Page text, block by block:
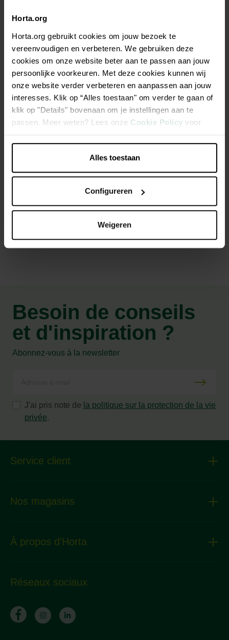
Horta.org
Horta.org gebruikt cookies om jouw bezoek te
vereenvoudigen en verbeteren. We gebruiken deze
cookies om onze website beter aan te passen aan jouw
persoonlijke voorkeuren. Met deze cookies kunnen wij
onze website verder verbeteren en aanpassen aan jouw
interesses. Klik op “Alles toestaan" om verder te gaan of
klik op "Details" bovenaan om je instellingen aan te
passen. Meer weten? Lees onze Cookie Policy voor
meer informatie.
Alles toestaan
Configureren
Weigeren
Description
Chaussettes Grado nightblue, T.37-39.
Tricot fin mais soutenant la tige pour un confort optimal
dans les bottes
Forme bien ajustée qui assure un maintien ferme sans
Besoin de conseils
et d'inspiration ?
Abonnez-vous à la newsletter
J'ai pris note de la politique sur la protection de la vie
privée.
Service client
Nos magasins
À propos d'Horta
Réseaux sociaux